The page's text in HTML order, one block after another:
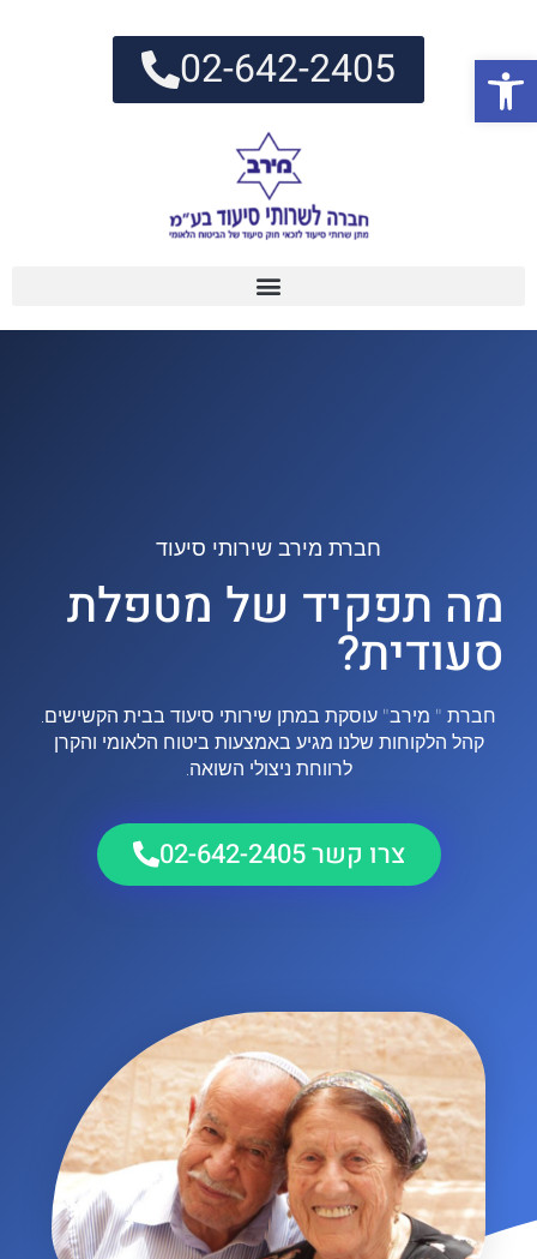
פתח סרגל נגישות 02-642-2405
חברת מירב שירותי סיעוד
מה תפקיד של מטפלת
סעודית?
חברת " מירב" עוסקת במתן שירותי סיעוד בבית הקשישים.
קהל הלקוחות שלנו מגיע באמצעות ביטוח הלאומי והקרן
לרווחת ניצולי השואה.
צרו קשר 02-642-2405